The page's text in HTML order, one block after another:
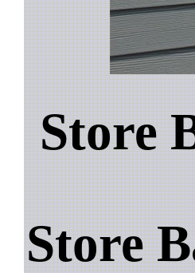
Store
Store